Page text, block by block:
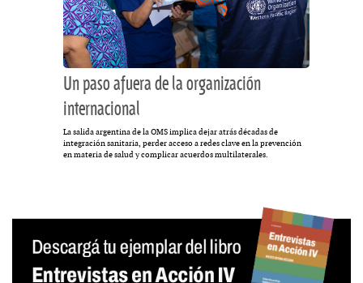
Un paso afuera de la organización
internacional
La salida argentina de la OMS implica dejar atrás décadas de
integración sanitaria, perder acceso a redes clave en la prevención
en materia de salud y complicar acuerdos multilaterales.